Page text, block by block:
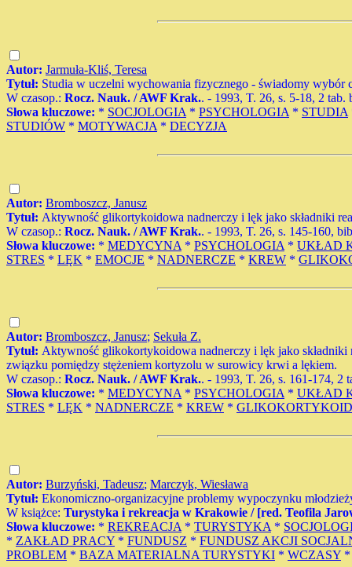
Autor: Jarmuła-Kliś, Teresa
Tytuł: Studia w uczelni wychowania fizycznego - świadomy wybór
W czasop.: Rocz. Nauk. / AWF Krak.. - 1993, T. 26, s. 5-18, 2 tab.
Słowa kluczowe: * SOCJOLOGIA * PSYCHOLOGIA * STUDIA
STUDIÓW * MOTYWACJA * DECYZJA
Autor: Bromboszcz, Janusz
Tytuł: Aktywność glikortykoidowa nadnerczy i lęk jako składniki
W czasop.: Rocz. Nauk. / AWF Krak.. - 1993, T. 26, s. 145-160,
Słowa kluczowe: * MEDYCYNA * PSYCHOLOGIA * UKŁAD
STRES * LĘK * EMOCJE * NADNERCZE * KREW *
Autor: Bromboszcz, Janusz; Sekuła Z.
Tytuł: Aktywność glikokortykoidowa nadnerczy i lęk jako składniki
związku pomiędzy stężeniem kortyzolu w surowicy krwi a lękiem.
W czasop.: Rocz. Nauk. / AWF Krak.. - 1993, T. 26, s. 161-174, 2
Słowa kluczowe: * MEDYCYNA * PSYCHOLOGIA * UKŁAD
STRES * LĘK * NADNERCZE * KREW * GLIKOKORTYKOID
Autor: Burzyński, Tadeusz; Marczyk, Wiesława
Tytuł: Ekonomiczno-organizacyjne problemy wypoczynku
W książce: Turystyka i rekreacja w Krakowie / [red. Teofila
Słowa kluczowe: * REKREACJA * TURYSTYKA *
* ZAKŁAD PRACY * FUNDUSZ * FUNDUSZ AKCJI
PROBLEM * BAZA MATERIALNA TURYSTYKI * WCZASY